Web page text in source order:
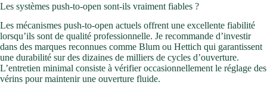
Les systèmes push-to-open sont-ils vraiment fiables ?
Les mécanismes push-to-open actuels offrent une excellente fiabilité
lorsqu’ils sont de qualité professionnelle. Je recommande d’investir
dans des marques reconnues comme Blum ou Hettich qui garantissent
une durabilité sur des dizaines de milliers de cycles d’ouverture.
L’entretien minimal consiste à vérifier occasionnellement le réglage des
vérins pour maintenir une ouverture fluide.